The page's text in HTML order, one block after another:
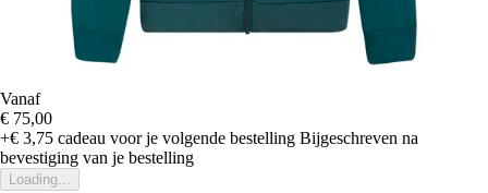
Vanaf
€ 75,00
+€ 3,75 cadeau voor je volgende bestelling Bijgeschreven na
bevestiging van je bestelling
Loading...